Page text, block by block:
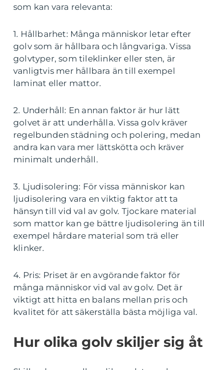
som kan vara relevanta:
1. Hållbarhet: Många människor letar efter
golv som är hållbara och långvariga. Vissa
golvtyper, som tileklinker eller sten, är
vanligtvis mer hållbara än till exempel
laminat eller mattor.
2. Underhåll: En annan faktor är hur lätt
golvet är att underhålla. Vissa golv kräver
regelbunden städning och polering, medan
andra kan vara mer lättskötta och kräver
minimalt underhåll.
3. Ljudisolering: För vissa människor kan
ljudisolering vara en viktig faktor att ta
hänsyn till vid val av golv. Tjockare material
som mattor kan ge bättre ljudisolering än till
exempel hårdare material som trä eller
klinker.
4. Pris: Priset är en avgörande faktor för
många människor vid val av golv. Det är
viktigt att hitta en balans mellan pris och
kvalitet för att säkerställa bästa möjliga val.
Hur olika golv skiljer sig åt